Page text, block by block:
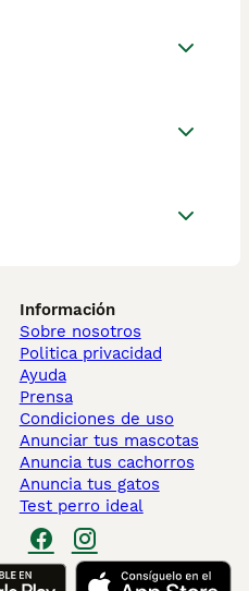
Información
Sobre nosotros
Politica privacidad
Ayuda
Prensa
Condiciones de uso
Anunciar tus mascotas
Anuncia tus cachorros
Anuncia tus gatos
Test perro ideal